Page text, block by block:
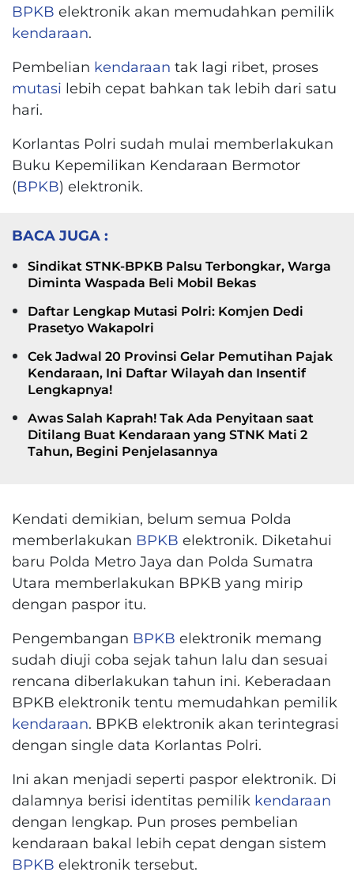
BPKB elektronik akan memudahkan pemilik
kendaraan.
Pembelian kendaraan tak lagi ribet, proses
mutasi lebih cepat bahkan tak lebih dari satu
hari.
Korlantas Polri sudah mulai memberlakukan
Buku Kepemilikan Kendaraan Bermotor
(BPKB) elektronik.
BACA JUGA :
Sindikat STNK-BPKB Palsu Terbongkar, Warga
Diminta Waspada Beli Mobil Bekas
Daftar Lengkap Mutasi Polri: Komjen Dedi
Prasetyo Wakapolri
Cek Jadwal 20 Provinsi Gelar Pemutihan Pajak
Kendaraan, Ini Daftar Wilayah dan Insentif
Lengkapnya!
Awas Salah Kaprah! Tak Ada Penyitaan saat
Ditilang Buat Kendaraan yang STNK Mati 2
Tahun, Begini Penjelasannya
Kendati demikian, belum semua Polda
memberlakukan BPKB elektronik. Diketahui
baru Polda Metro Jaya dan Polda Sumatra
Utara memberlakukan BPKB yang mirip
dengan paspor itu.
Pengembangan BPKB elektronik memang
sudah diuji coba sejak tahun lalu dan sesuai
rencana diberlakukan tahun ini. Keberadaan
BPKB elektronik tentu memudahkan pemilik
kendaraan. BPKB elektronik akan terintegrasi
dengan single data Korlantas Polri.
Ini akan menjadi seperti paspor elektronik. Di
dalamnya berisi identitas pemilik kendaraan
dengan lengkap. Pun proses pembelian
kendaraan bakal lebih cepat dengan sistem
BPKB elektronik tersebut.